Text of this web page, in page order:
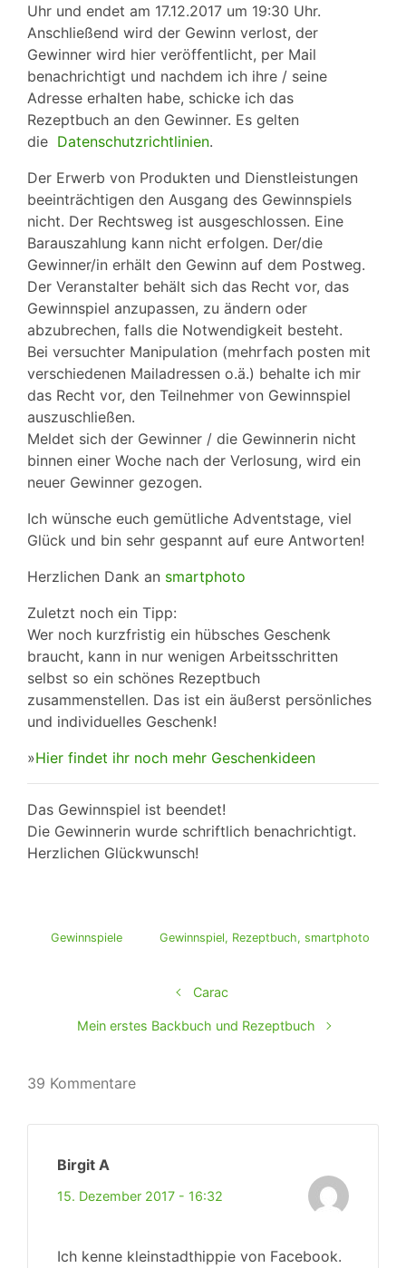
Uhr und endet am 17.12.2017 um 19:30 Uhr.
Anschließend wird der Gewinn verlost, der
Gewinner wird hier veröffentlicht, per Mail
benachrichtigt und nachdem ich ihre / seine
Adresse erhalten habe, schicke ich das
Rezeptbuch an den Gewinner. Es gelten
die Datenschutzrichtlinien.
Der Erwerb von Produkten und Dienstleistungen
beeinträchtigen den Ausgang des Gewinnspiels
nicht. Der Rechtsweg ist ausgeschlossen. Eine
Barauszahlung kann nicht erfolgen. Der/die
Gewinner/in erhält den Gewinn auf dem Postweg.
Der Veranstalter behält sich das Recht vor, das
Gewinnspiel anzupassen, zu ändern oder
abzubrechen, falls die Notwendigkeit besteht.
Bei versuchter Manipulation (mehrfach posten mit
verschiedenen Mailadressen o.ä.) behalte ich mir
das Recht vor, den Teilnehmer von Gewinnspiel
auszuschließen.
Meldet sich der Gewinner / die Gewinnerin nicht
binnen einer Woche nach der Verlosung, wird ein
neuer Gewinner gezogen.
Ich wünsche euch gemütliche Adventstage, viel
Glück und bin sehr gespannt auf eure Antworten!
Herzlichen Dank an smartphoto
Zuletzt noch ein Tipp:
Wer noch kurzfristig ein hübsches Geschenk
braucht, kann in nur wenigen Arbeitsschritten
selbst so ein schönes Rezeptbuch
zusammenstellen. Das ist ein äußerst persönliches
und individuelles Geschenk!
»Hier findet ihr noch mehr Geschenkideen
Das Gewinnspiel ist beendet!
Die Gewinnerin wurde schriftlich benachrichtigt.
Herzlichen Glückwunsch!
Gewinnspiele Gewinnspiel, Rezeptbuch,smartphoto
Carac
Mein erstes Backbuch und Rezeptbuch
39 Kommentare
Birgit A
15. Dezember 2017 - 16:32
Ich kenne kleinstadthippie von Facebook.